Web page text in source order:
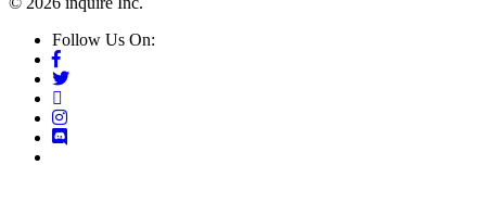
Follow Us On: